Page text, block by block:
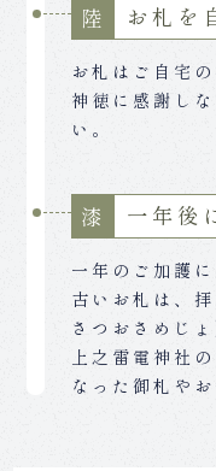
陸 お札を
お札はご自宅
神徳に感謝し
い。
漆 一年後
一年のご加護
古いお札は、
さつおさめじ
上之雷電神社
なった御札や